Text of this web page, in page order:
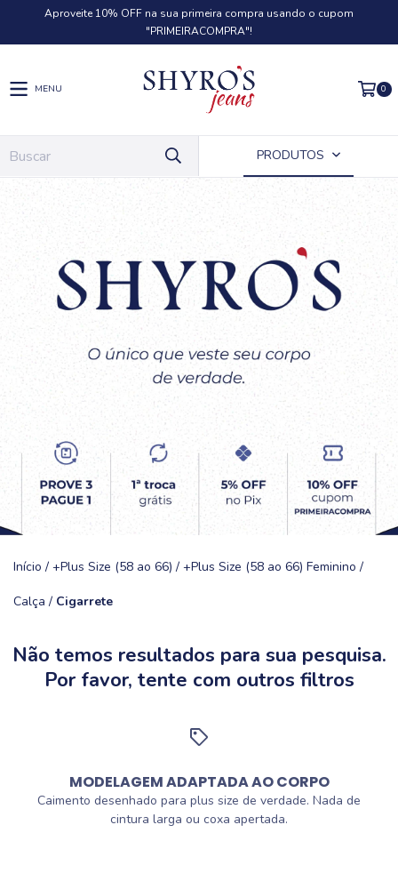
Aproveite 10% OFF na sua primeira compra usando o cupom
"PRIMEIRACOMPRA"!
MENU 0
PRODUTOS
Início / +Plus Size (58 ao 66) / +Plus Size (58 ao 66) Feminino /
Calça / Cigarrete
Não temos resultados para sua pesquisa.
Por favor, tente com outros filtros
MODELAGEM ADAPTADA AO CORPO
Caimento desenhado para plus size de verdade. Nada de
cintura larga ou coxa apertada.